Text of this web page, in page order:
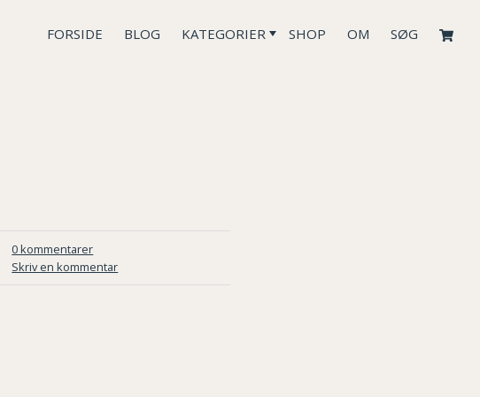
FORSIDE BLOG KATEGORIER SHOP OM SØG
0 kommentarer
Skriv en kommentar